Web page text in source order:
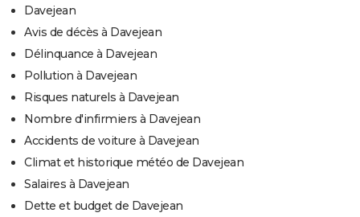
Davejean
Avis de décès à Davejean
Délinquance à Davejean
Pollution à Davejean
Risques naturels à Davejean
Nombre d'infirmiers à Davejean
Accidents de voiture à Davejean
Climat et historique météo de Davejean
Salaires à Davejean
Dette et budget de Davejean